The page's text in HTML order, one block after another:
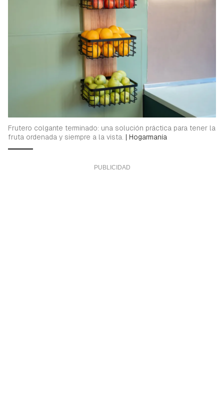
Frutero colgante terminado: una solución práctica para tener la
fruta ordenada y siempre a la vista. | Hogarmanía